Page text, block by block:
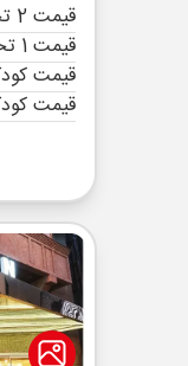
قیمت 2 تخته (هرنفر)
قیمت 1 تخته (هرنفر)
قیمت
قیمت